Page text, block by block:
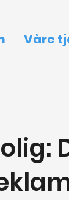
Våre